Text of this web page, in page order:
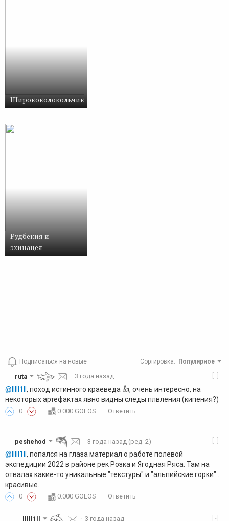
Ширококолокольчик
Рудбекия и
эхинацея
Подписаться на новые Сортировка: Популярное
[-]
ruta · 3 года назад
@lllll1ll , поход истинного краеведа 👍️, очень интересно, на
некоторых артефактах явно видны следы плвления (кипения?)
0 0.000 GOLOS Ответить
[-]
peshehod ·3 года назад (ред. 2)
@lllll1ll , попался на глаза материал о работе полевой
экспедиции 2022 в районе рек Розка и Ягодная Ряса. Там на
отвалах какие-то уникальные "текстуры" и "альпийские горки"...
красивые.
0 0.000 GOLOS Ответить
· [-]
lllll1ll ·3 года назад